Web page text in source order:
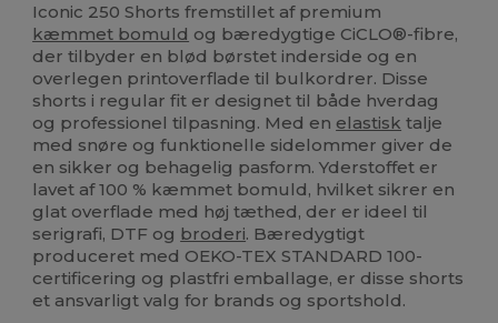
Iconic 250 Shorts fremstillet af premium
kæmmet bomuld og bæredygtige CiCLO®-fibre,
der tilbyder en blød børstet inderside og en
overlegen printoverflade til bulkordrer. Disse
shorts i regular fit er designet til både hverdag
og professionel tilpasning. Med en elastisk talje
med snøre og funktionelle sidelommer giver de
en sikker og behagelig pasform. Yderstoffet er
lavet af 100 % kæmmet bomuld, hvilket sikrer en
glat overflade med høj tæthed, der er ideel til
serigrafi, DTF og broderi. Bæredygtigt
produceret med OEKO-TEX STANDARD 100-
certificering og plastfri emballage, er disse shorts
et ansvarligt valg for brands og sportshold.